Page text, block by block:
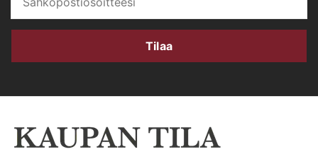
Tilaa